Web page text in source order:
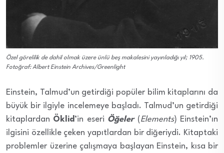
Özel görelilik de dahil olmak üzere ünlü beş makalesini yayınladığı yıl; 1905.
Fotoğraf: Albert Einstein Archives/Greenlight
Einstein, Talmud’un getirdiği popüler bilim kitaplarını da
büyük bir ilgiyle incelemeye başladı. Talmud’un getirdiği
kitaplardan Öklid’in eseri Öğeler(Elements) Einstein’ın
ilgisini özellikle çeken yapıtlardan bir diğeriydi. Kitaptaki
problemler üzerine çalışmaya başlayan Einstein, kısa bir